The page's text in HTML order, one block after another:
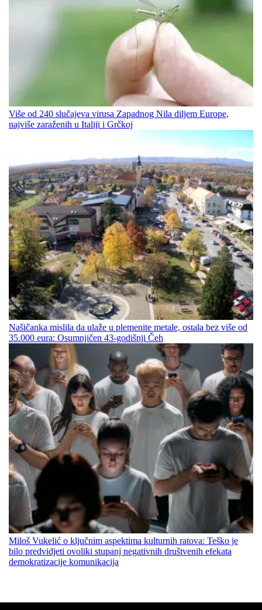
Više od 240 slučajeva virusa Zapadnog Nila diljem Europe,
najviše zaraženih u Italiji i Grčkoj
Našičanka mislila da ulaže u plemenite metale, ostala bez više od
35.000 eura: Osumnjičen 43-godišnji Čeh
Miloš Vukelić o ključnim aspektima kulturnih ratova: Teško je
bilo predvidjeti ovoliki stupanj negativnih društvenih efekata
demokratizacije komunikacija